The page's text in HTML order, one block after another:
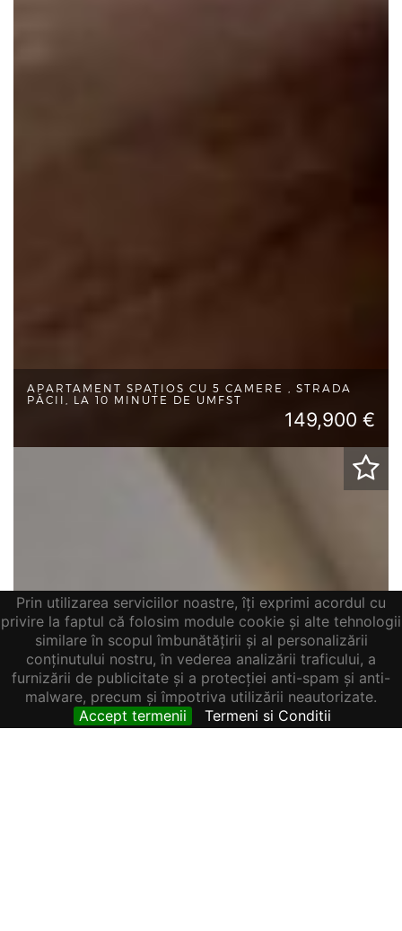
Prin utilizarea serviciilor noastre, îți exprimi acordul cu
privire la faptul că folosim module cookie și alte tehnologii
similare în scopul îmbunătățirii și al personalizării
conținutului nostru, în vederea analizării traficului, a
furnizării de publicitate și a protecției anti-spam și anti-
malware, precum și împotriva utilizării neautorizate.
Accept termenii
Termeni si Conditii
APARTAMENT SPAȚIOS CU 5 CAMERE , STRADA
PĂCII, LA 10 MINUTE DE UMFST
149,900 €